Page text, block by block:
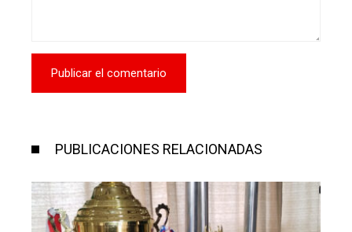
PUBLICACIONES RELACIONADAS